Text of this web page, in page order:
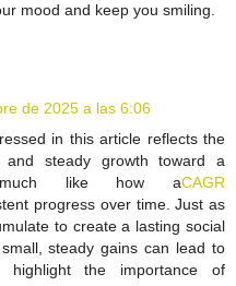
mood and keep you smiling.
de 2025 a las 6:06
in this article reflects the
steady growth toward a
like how aCAGR
progress over time. Just as
to create a lasting social
steady gains can lead to
highlight the importance of